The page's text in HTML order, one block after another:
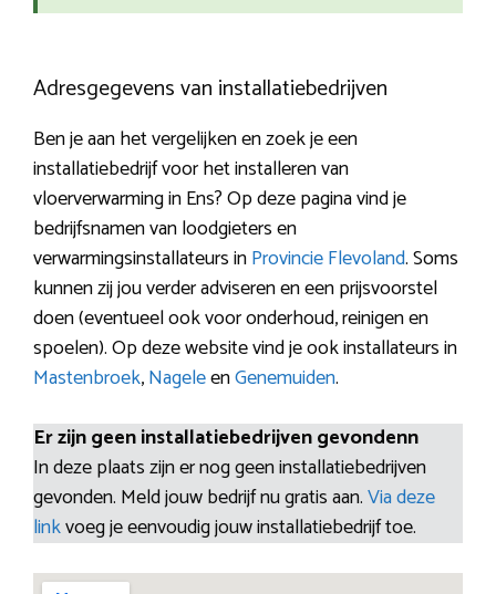
Adresgegevens van installatiebedrijven
Ben je aan het vergelijken en zoek je een
installatiebedrijf voor het installeren van
vloerverwarming in Ens? Op deze pagina vind je
bedrijfsnamen van loodgieters en
verwarmingsinstallateurs inProvincie Flevoland. Soms
kunnen zij jou verder adviseren en een prijsvoorstel
doen (eventueel ook voor onderhoud, reinigen en
spoelen). Op deze website vind je ook installateurs in
Mastenbroek,NageleenGenemuiden.
Er zijn geen installatiebedrijven gevondenn
In deze plaats zijn er nog geen installatiebedrijven
gevonden. Meld jouw bedrijf nu gratis aan.Via deze
linkvoeg je eenvoudig jouw installatiebedrijf toe.